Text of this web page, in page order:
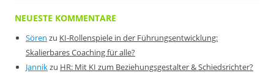
NEUESTE KOMMENTARE
Sören zu KI-Rollenspiele in der Führungsentwicklung:
Skalierbares Coaching für alle?
Jannikzu HR: Mit KI zum Beziehungsgestalter & Schiedsrichter?